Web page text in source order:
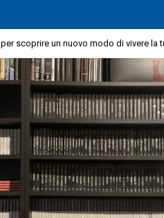
per scoprire un nuovo modo di vivere la